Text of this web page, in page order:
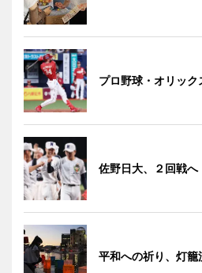
プロ野球・オリッ
佐野日大、２回戦
平和への祈り、灯籠